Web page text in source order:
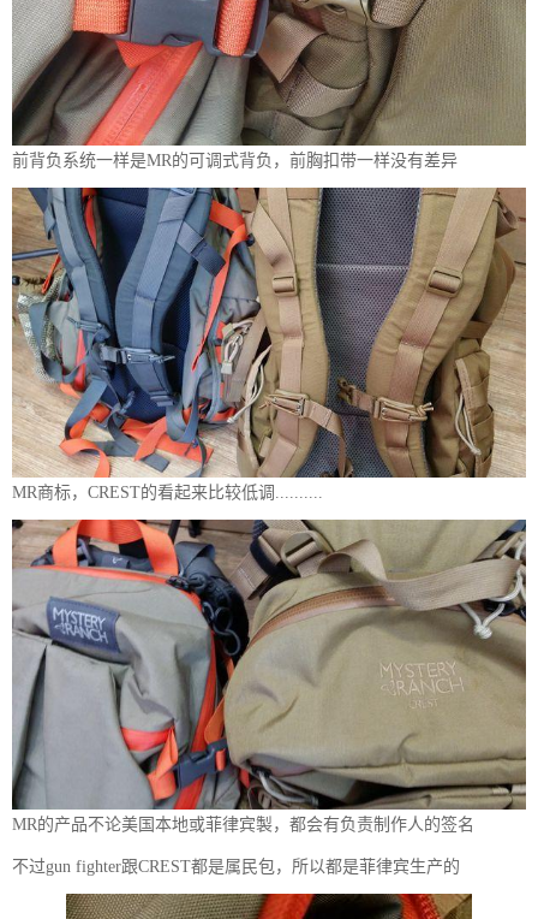
前背负系统一样是MR的可调式背负，前胸扣带一样没有差异
MR商标，CREST的看起来比较低调..........
MR的产品不论美国本地或菲律宾製，都会有负责制作人的签名
不过gun fighter跟CREST都是属民包，所以都是菲律宾生产的